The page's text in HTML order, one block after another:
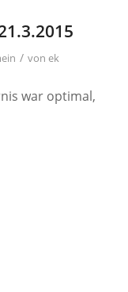
/ von ek
war optimal,